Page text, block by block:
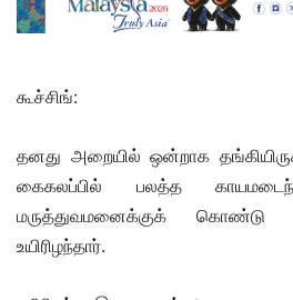
கூச்சிங்:
தனது அறையில் ஒன்றாக
கைகலப்பில் பலத்த
மருத்துவமனைக்குக் கொண்டு
உயிரிழந்தார்.